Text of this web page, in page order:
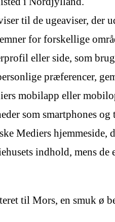
til de ugeaviser, der
for forskellige
eller side, som
præferencer,
mobilapp eller
som smartphones og
hjemmeside,
indhold, mens de
til Mors, en smuk ø